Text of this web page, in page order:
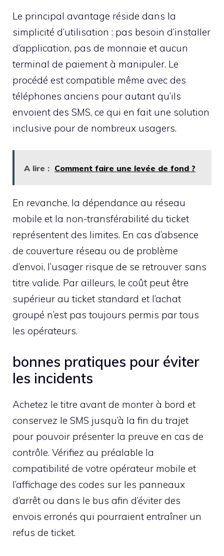
Le principal avantage réside dans la
simplicité d’utilisation : pas besoin d’installer
d’application, pas de monnaie et aucun
terminal de paiement à manipuler. Le
procédé est compatible même avec des
téléphones anciens pour autant qu’ils
envoient des SMS, ce qui en fait une solution
inclusive pour de nombreux usagers.
A lire : Comment faire une levée de fond ?
En revanche, la dépendance au réseau
mobile et la non-transférabilité du ticket
représentent des limites. En cas d’absence
de couverture réseau ou de problème
d’envoi, l’usager risque de se retrouver sans
titre valide. Par ailleurs, le coût peut être
supérieur au ticket standard et l’achat
groupé n’est pas toujours permis par tous
les opérateurs.
bonnes pratiques pour éviter
les incidents
Achetez le titre avant de monter à bord et
conservez le SMS jusqu’à la fin du trajet
pour pouvoir présenter la preuve en cas de
contrôle. Vérifiez au préalable la
compatibilité de votre opérateur mobile et
l’affichage des codes sur les panneaux
d’arrêt ou dans le bus afin d’éviter des
envois erronés qui pourraient entraîner un
refus de ticket.